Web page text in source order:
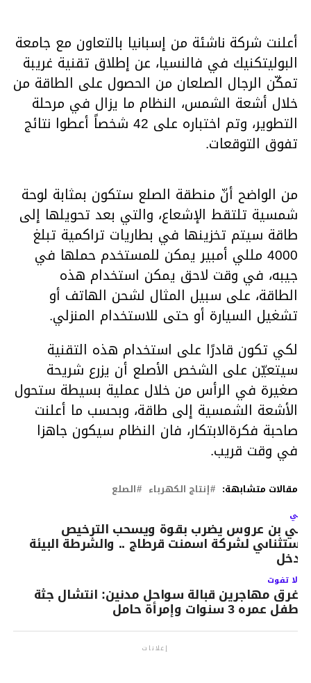
أعلنت شركة ناشئة من إسبانيا بالتعاون مع جامعة
البوليتكنيك في فالنسيا، عن إطلاق تقنية غريبة
تمكّن الرجال الصلعان من الحصول على الطاقة من
خلال أشعة الشمس، النظام ما يزال في مرحلة
التطوير، وتم اختباره على 42 شخصاً أعطوا نتائج
تفوق التوقعات.
من الواضح أنّ منطقة الصلع ستكون بمثابة لوحة
شمسية تلتقط الإشعاع، والتي بعد تحويلها إلى
طاقة سيتم تخزينها في بطاريات تراكمية تبلغ
4000 مللي أمبير يمكن للمستخدم حملها في
جيبه، في وقت لاحق يمكن استخدام هذه
الطاقة، على سبيل المثال لشحن الهاتف أو
تشغيل السيارة أو حتى للاستخدام المنزلي.
لكي تكون قادرًا على استخدام هذه التقنية
سيتعيّن على الشخص الأصلع أن يزرع شريحة
صغيرة في الرأس من خلال عملية بسيطة ستحول
الأشعة الشمسية إلى طاقة، وبحسب ما أعلنت
صاحبة فكرةالابتكار، فان النظام سيكون جاهزا
في وقت قريب.
مقالات متشابهة: إنتاج الكهرباء الصلع
بن عروس يضرب بقوة ويسحب الترخيص
لشركة اسمنت قرطاج .. والشرطة البيئة
لا تفوت
غرق مهاجرين قبالة سواحل مدنين: انتشال جثة
طفل عمره 3 سنوات وإمرأة حامل
إعلانات